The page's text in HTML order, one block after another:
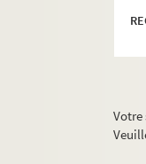
Votre